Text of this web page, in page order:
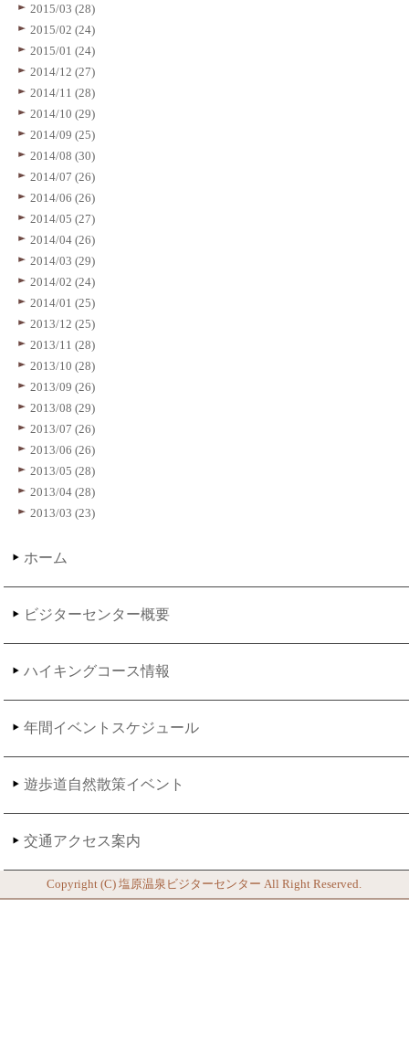
2015/03 (28)
2015/02 (24)
2015/01 (24)
2014/12 (27)
2014/11 (28)
2014/10 (29)
2014/09 (25)
2014/08 (30)
2014/07 (26)
2014/06 (26)
2014/05 (27)
2014/04 (26)
2014/03 (29)
2014/02 (24)
2014/01 (25)
2013/12 (25)
2013/11 (28)
2013/10 (28)
2013/09 (26)
2013/08 (29)
2013/07 (26)
2013/06 (26)
2013/05 (28)
2013/04 (28)
2013/03 (23)
ホーム
ビジターセンター概要
ハイキングコース情報
年間イベントスケジュール
遊歩道自然散策イベント
交通アクセス案内
Copyright (C)塩原温泉ビジターセンター All Right Reserved.